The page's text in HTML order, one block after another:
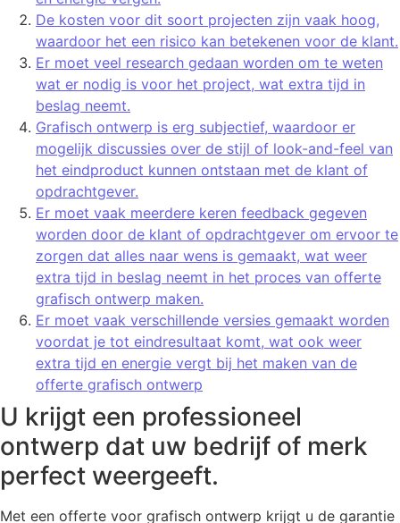
De kosten voor dit soort projecten zijn vaak hoog,
waardoor het een risico kan betekenen voor de klant.
Er moet veel research gedaan worden om te weten
wat er nodig is voor het project, wat extra tijd in
beslag neemt.
Grafisch ontwerp is erg subjectief, waardoor er
mogelijk discussies over de stijl of look-and-feel van
het eindproduct kunnen ontstaan met de klant of
opdrachtgever.
Er moet vaak meerdere keren feedback gegeven
worden door de klant of opdrachtgever om ervoor te
zorgen dat alles naar wens is gemaakt, wat weer
extra tijd in beslag neemt in het proces van offerte
grafisch ontwerp maken.
Er moet vaak verschillende versies gemaakt worden
voordat je tot eindresultaat komt, wat ook weer
extra tijd en energie vergt bij het maken van de
offerte grafisch ontwerp
U krijgt een professioneel
ontwerp dat uw bedrijf of merk
perfect weergeeft.
Met een offerte voor grafisch ontwerp krijgt u de garantie